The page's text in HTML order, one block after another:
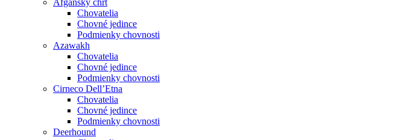
Afgánsky chrt
Chovatelia
Chovné jedince
Podmienky chovnosti
Azawakh
Chovatelia
Chovné jedince
Podmienky chovnosti
Cirneco Dell’Etna
Chovatelia
Chovné jedince
Podmienky chovnosti
Deerhound